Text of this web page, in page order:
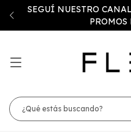
SEGUÍ NUESTRO
PROMOS